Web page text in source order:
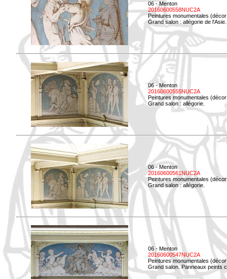
06 - Menton
20160600558NUC2A
Peintures monumentales
Grand salon : allégorie de
06 - Menton
20160600555NUC2A
Peintures monumentales
Grand salon : allégorie.
06 - Menton
20160600561NUC2A
Peintures monumentales
Grand salon : allégorie.
06 - Menton
20160600547NUC2A
Peintures monumentales
Grand salon. Panneaux peints